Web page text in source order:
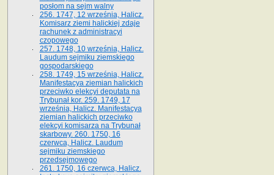
posłom na sejm walny
256. 1747, 12 września, Halicz.
Komisarz ziemi halickiej zdaje
rachunek z administracyi
czopowego
257. 1748, 10 września, Halicz.
Laudum sejmiku ziemskiego
gospodarskiego
258. 1749, 15 września, Halicz.
Manifestacya ziemian halickich
przeciwko elekcyi deputata na
Trybunał kor. 259. 1749, 17
września, Halicz. Manifestacya
ziemian halickich przeciwko
elekcyi komisarza na Trybunał
skarbowy. 260. 1750, 16
czerwca, Halicz. Laudum
sejmiku ziemskiego
przedsejmowego
261. 1750, 16 czerwca, Halicz.